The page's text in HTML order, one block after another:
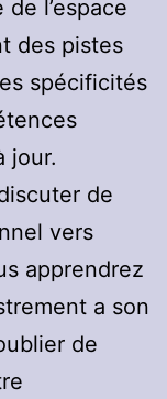
l’espace
des pistes
spécificités
jour.
de
vers
apprendrez
a son
de